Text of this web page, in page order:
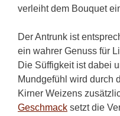
verleiht dem Bouquet
Der Antrunk ist
ein wahrer Genuss für
Die Süffigkeit ist dabei
Mundgefühl wird durch
Kirner Weizens
Geschmack setzt die